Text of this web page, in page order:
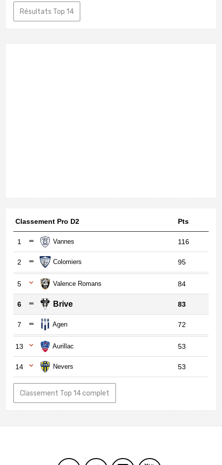
Résultats Top 14
Classement Pro D2 Pts
1 Vannes 116
2 Colomiers 95
5 Valence Romans 84
6 Brive 83
7 Agen 72
13 Aurillac 53
14 Nevers 53
Classement Top 14 complet